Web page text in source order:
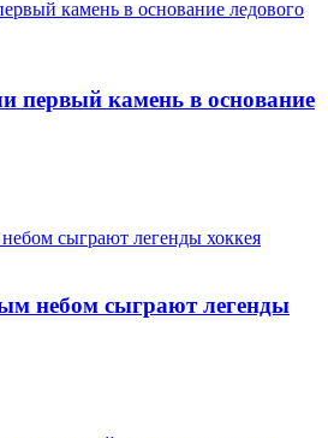
первый камень в основание
небом сыграют легенды